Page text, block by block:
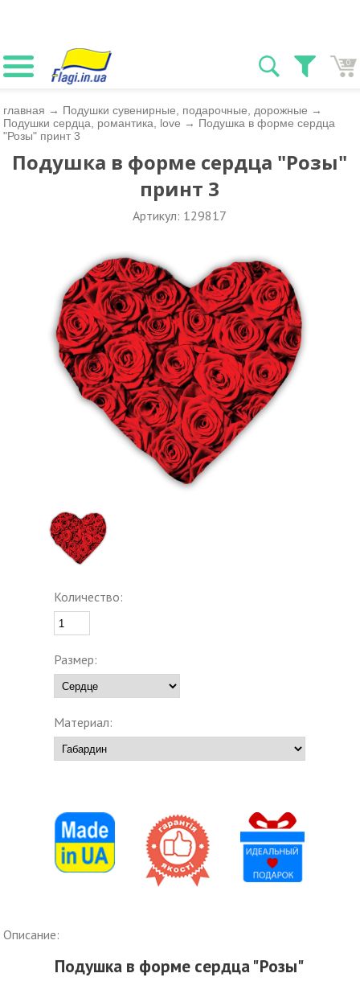
0
главная → Подушки сувенирные, подарочные, дорожные →
Подушки сердца, романтика, love → Подушка в форме сердца
"Розы" принт 3
Подушка в форме сердца "Розы"
принт 3
Артикул: 129817
Количество:
Размер:
Материал:
Описание:
Подушка в форме сердца "Розы"